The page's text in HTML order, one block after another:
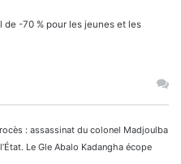
de -70 % pour les jeunes et les
: assassinat du colonel Madjoulba
Le Gle Abalo Kadangha écope